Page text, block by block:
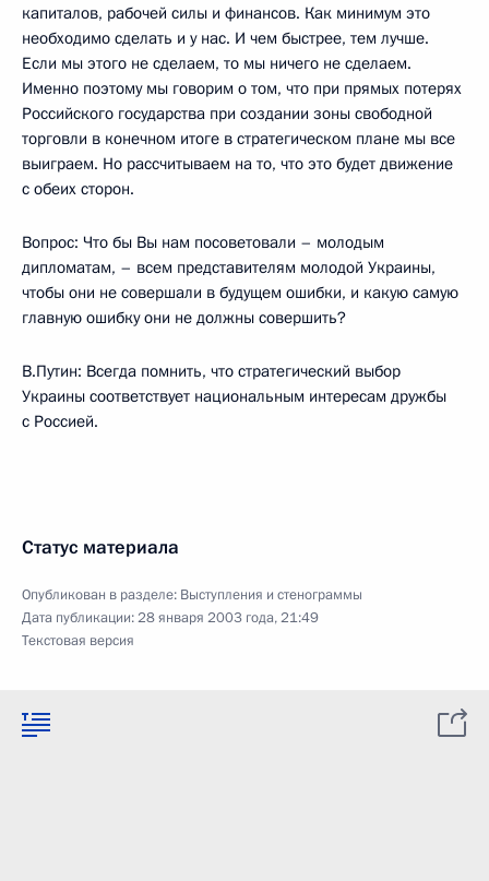
капиталов, рабочей силы и финансов. Как минимум это
необходимо сделать и у нас. И чем быстрее, тем лучше.
Если мы этого не сделаем, то мы ничего не сделаем.
Именно поэтому мы говорим о том, что при прямых потерях
Российского государства при создании зоны свободной
торговли в конечном итоге в стратегическом плане мы все
выиграем. Но рассчитываем на то, что это будет движение
с обеих сторон.
Вопрос: Что бы Вы нам посоветовали – молодым
дипломатам, – всем представителям молодой Украины,
чтобы они не совершали в будущем ошибки, и какую самую
главную ошибку они не должны совершить?
В.Путин: Всегда помнить, что стратегический выбор
Украины соответствует национальным интересам дружбы
с Россией.
Статус материала
Опубликован в разделе: Выступления и стенограммы
Дата публикации:28 января 2003 года, 21:49
Текстовая версия